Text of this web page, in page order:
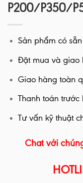
P200/P350/
Sản phẩm có
Đặt mua và giao
Giao hàng toàn
Thanh toán
Tư vấn kỹ thuật
Chat với